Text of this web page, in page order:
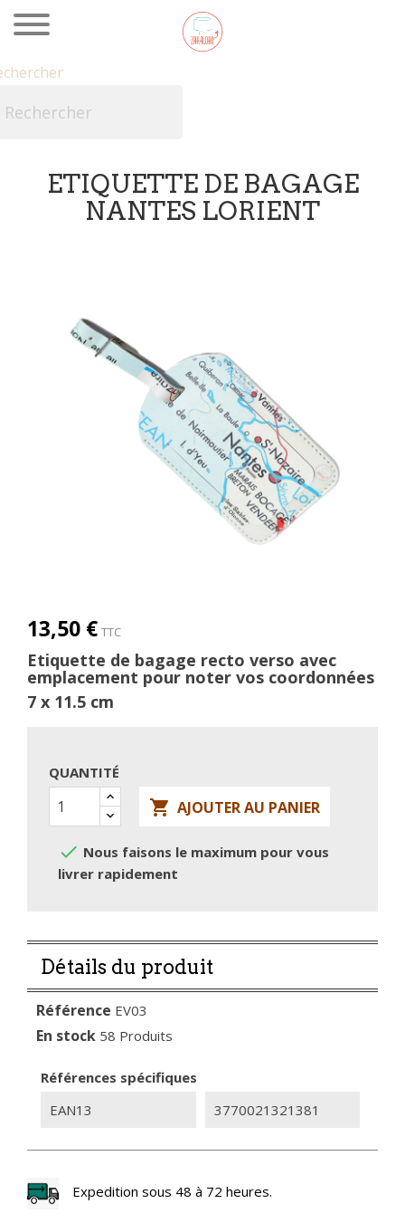
ETIQUETTE DE BAGAGE
NANTES LORIENT
13,50 € TTC
Etiquette de bagage recto verso avec
emplacement pour noter vos coordonnées
7 x 11.5 cm
QUANTITÉ
 AJOUTER AU PANIER
 Nous faisons le maximum pour vous
livrer rapidement
Détails du produit
Référence EV03
En stock 58 Produits
Références spécifiques
EAN13
3770021321381
Expedition sous 48 à 72 heures.